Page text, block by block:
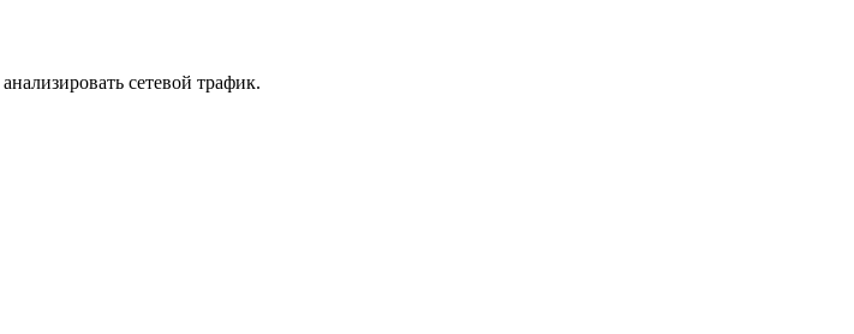
сетевой трафик.